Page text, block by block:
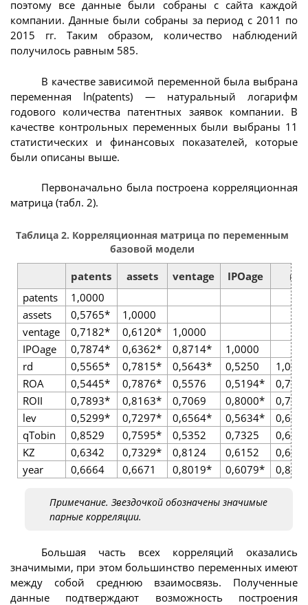
поэтому все данные были собраны с сайта каждой
компании. Данные были собраны за период с 2011 по
2015 гг. Таким образом, количество наблюдений
получилось равным 585.
В качестве зависимой переменной была выбрана
переменная ln(patents) — натуральный логарифм
годового количества патентных заявок компании. В
качестве контрольных переменных были выбраны 11
статистических и финансовых показателей, которые
были описаны выше.
Первоначально была построена корреляционная
матрица (табл. 2).
Таблица 2. Корреляционная матрица по переменным
базовой модели
patents assets ventage IPOage
rd
patents
1,0000
assets
0,5765*
1,0000
ventage
0,7182* 0,6120*
1,0000
IPOage
0,7874* 0,6362* 0,8714*
1,0000
rd
0,5565* 0,7815* 0,5643* 0,5250
ROA
0,5445* 0,7876* 0,5576 0,5194*
ROII
0,7893* 0,8163* 0,7069 0,8000*
lev
0,5299* 0,7297* 0,6564* 0,5634*
qTobin
0,8529 0,7595* 0,5352 0,7325
KZ
0,6342 0,7329* 0,8124 0,6152
year
0,6664 0,6671 0,8019* 0,6079*
Примечание. Звездочкой обозначены значимые
парные корреляции.
Большая часть всех корреляций оказались
значимыми, при этом большинство переменных имеют
между собой среднюю взаимосвязь. Полученные
данные подтверждают возможность построения